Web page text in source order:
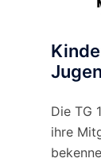
Die TG
ihre